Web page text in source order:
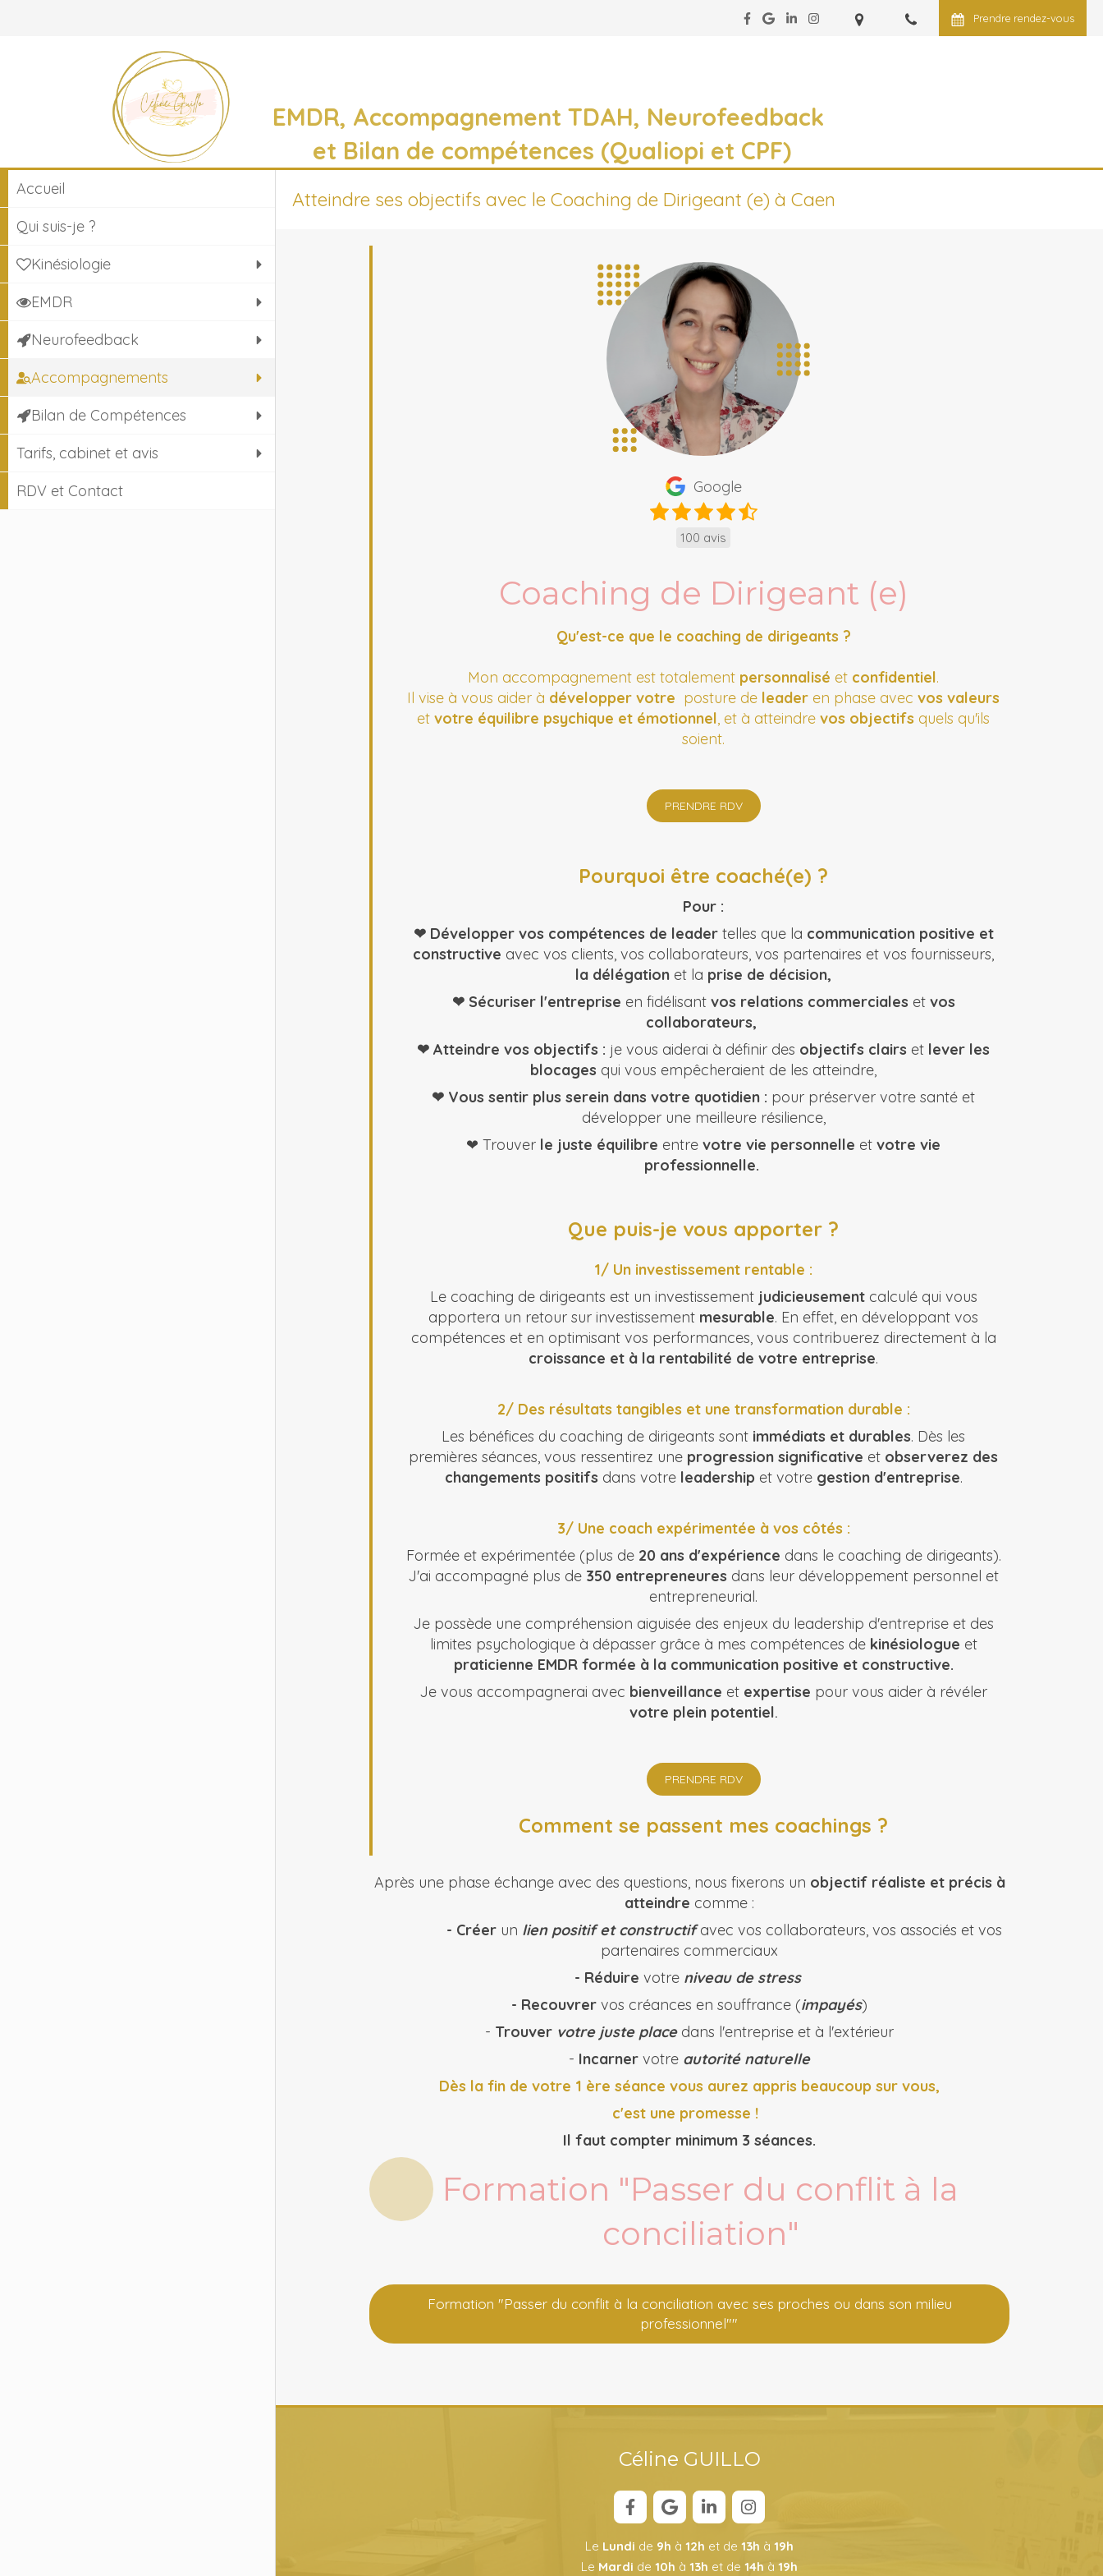
Prendre rendez-vous
EMDR, Accompagnement TDAH, Neurofeedback
et Bilan de compétences (Qualiopi et CPF)
Accueil
Qui suis-je ?
Kinésiologie
EMDR
Neurofeedback
Accompagnements
Bilan de Compétences
Tarifs, cabinet et avis
RDV et Contact
Atteindre ses objectifs avec le Coaching de Dirigeant (e) à Caen
Google
100 avis
Coaching de Dirigeant (e)
Qu'est-ce que le coaching de dirigeants ?
Mon accompagnement est totalement personnalisé et confidentiel.
Il vise à vous aider à développer votre posture de leader en phase avec vos valeurs
et votre équilibre psychique et émotionnel, et à atteindre vos objectifs quels qu'ils
soient.
PRENDRE RDV
Pourquoi être coaché(e) ?
Pour :
❤ Développer vos compétences de leader telles que la communication positive et
constructive avec vos clients, vos collaborateurs, vos partenaires et vos fournisseurs,
la délégation et la prise de décision,
❤ Sécuriser l'entreprise en fidélisant vos relations commerciales etvos
collaborateurs,
❤ Atteindre vos objectifs : je vous aiderai à définir des objectifs clairs et lever les
blocages qui vous empêcheraient de les atteindre,
❤ Vous sentir plus serein dans votre quotidien : pour préserver votre santé et
développer une meilleure résilience,
❤ Trouver le juste équilibre entre votre vie personnelle et votre vie
professionnelle.
Que puis-je vous apporter ?
1/ Un investissement rentable :
Le coaching de dirigeants est un investissement judicieusementcalculé qui vous
apportera un retour sur investissement mesurable. En effet, en développant vos
compétences et en optimisant vos performances, vous contribuerez directement à la
croissance et à la rentabilité de votre entreprise.
2/ Des résultats tangibles et une transformation durable :
Les bénéfices du coaching de dirigeants sont immédiats et durables. Dès les
premières séances, vous ressentirez une progression significative et observerez des
changements positifs dans votre leadership et votre gestion d'entreprise.
3/ Une coach expérimentée à vos côtés :
Formée et expérimentée (plus de 20 ans d'expérience dans le coaching de dirigeants).
J'ai accompagné plus de 350 entrepreneures dans leur développement personnel et
entrepreneurial.
Je possède une compréhension aiguisée des enjeux du leadership d'entreprise et des
limites psychologique à dépasser grâce à mes compétences de kinésiologue et
praticienne EMDR formée à la communication positive et constructive.
Je vous accompagnerai avec bienveillance et expertise pour vous aider à révéler
votre plein potentiel.
PRENDRE RDV
Comment se passent mes coachings ?
Après une phase échange avec des questions, nous fixerons un objectif réaliste et précis à
atteindre comme :
- Créer un lien positif et constructif avec vos collaborateurs, vos associés et vos
partenaires commerciaux
- Réduire votre niveau de stress
- Recouvrer vos créances en souffrance (impayés)
- Trouver votre juste placedans l'entreprise et à l'extérieur
- Incarner votre autorité naturelle
Dès la fin de votre 1 ère séance vous aurez appris beaucoup sur vous,
c'est une promesse !
Il faut compter minimum 3 séances.
Formation "Passer du conflit à la
conciliation"
Formation "Passer du conflit à la conciliation avec ses proches ou dans son milieu
professionnel""
Céline GUILLO
Le Lundi de 9h à 12h et de 13h à 19h
Le Mardi de 10h à 13h et de 14h à 19h